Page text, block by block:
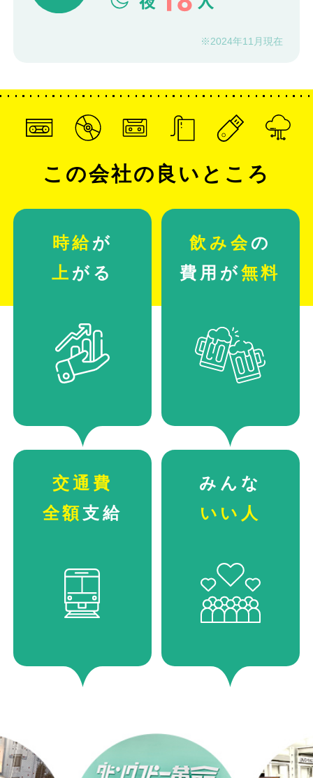
※2024年11月現在
この会社の良いところ
時給が
上 がる
飲み会の
費用が無料
交通費
全額支給
みんな
いい人